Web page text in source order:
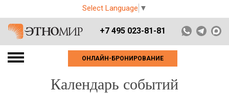
Select Language ▼
+7 495 023-81-81
ОНЛАЙН-БРОНИРОВАНИЕ
Календарь событий